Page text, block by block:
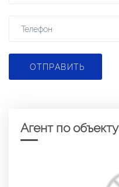
ОТПРАВИТЬ
Агент по объекту